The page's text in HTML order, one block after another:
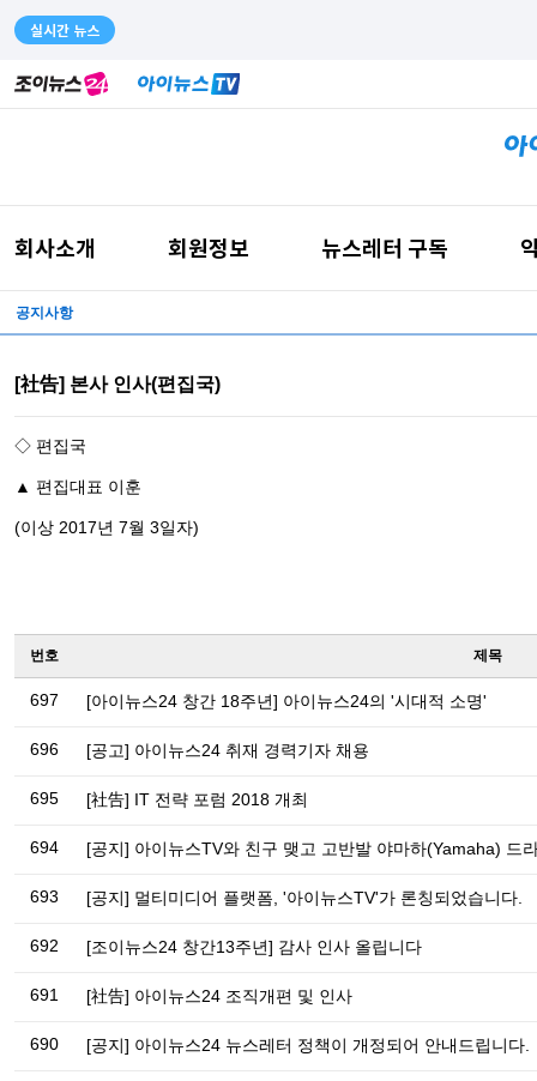
실시간 뉴스
회사소개 회원정보 뉴스레터 구독
공지사항
[社告] 본사 인사(편집국)
◇ 편집국
▲ 편집대표 이훈
(이상 2017년 7월 3일자)
번호 제목
697 [아이뉴스24 창간 18주년] 아이뉴스24의 '시대적 소명'
696 [공고] 아이뉴스24 취재 경력기자 채용
695 [社告] IT 전략 포럼 2018 개최
694 [공지] 아이뉴스TV와 친구 맺고 고반발 야마하(Yamaha) 드
693 [공지] 멀티미디어 플랫폼, '아이뉴스TV'가 론칭되었습니다.
692 [조이뉴스24 창간13주년] 감사 인사 올립니다
691 [社告] 아이뉴스24 조직개편 및 인사
690 [공지] 아이뉴스24 뉴스레터 정책이 개정되어 안내드립니다.